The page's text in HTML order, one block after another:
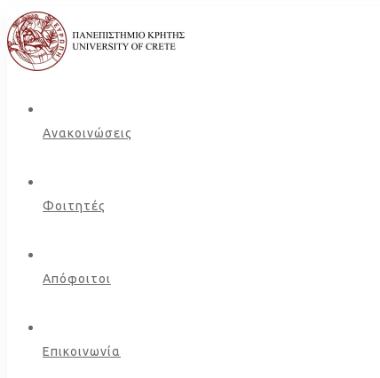
Ανακοινώσεις
Φοιτητές
Απόφοιτοι
Επικοινωνία